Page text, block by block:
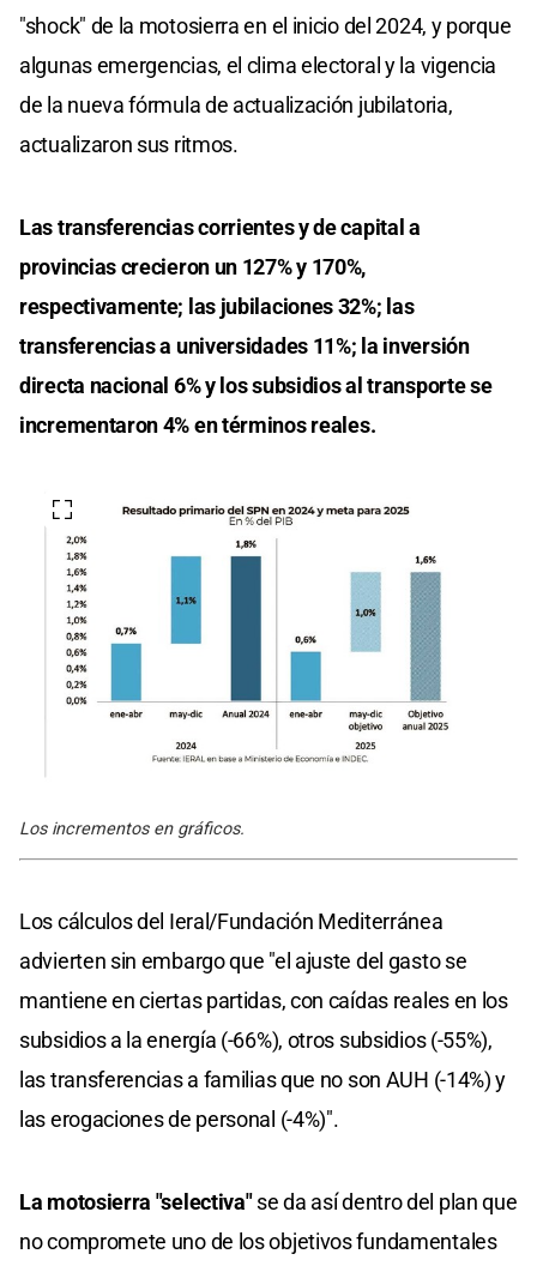
"shock" de la motosierra en el inicio del 2024, y porque
algunas emergencias, el clima electoral y la vigencia
de la nueva fórmula de actualización jubilatoria,
actualizaron sus ritmos.
Las transferencias corrientes y de capital a
provincias crecieron un 127% y 170%,
respectivamente; las jubilaciones 32%; las
transferencias a universidades 11%; la inversión
directa nacional 6% y los subsidios al transporte se
incrementaron 4% en términos reales.
Los incrementos en gráficos.
Los cálculos del Ieral/Fundación Mediterránea
advierten sin embargo que "el ajuste del gasto se
mantiene en ciertas partidas, con caídas reales en los
subsidios a la energía (-66%), otros subsidios (-55%),
las transferencias a familias que no son AUH (-14%) y
las erogaciones de personal (-4%)".
La motosierra "selectiva"se da así dentro del plan que
no compromete uno de los objetivos fundamentales